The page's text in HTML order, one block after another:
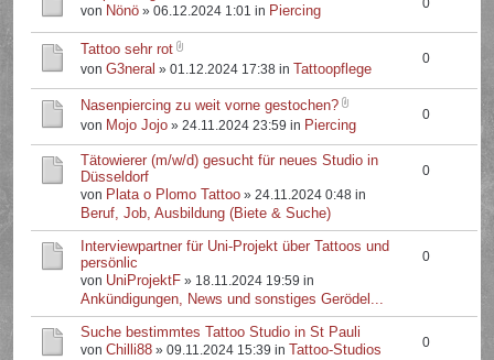
von Nönö » 06.12.2024 1:01 in Piercing 0
Tattoo sehr rot
vonG3neral » 01.12.2024 17:38 in Tattoopflege
0
Nasenpiercing zu weit vorne gestochen?
von Mojo Jojo » 24.11.2024 23:59 in Piercing
0
Tätowierer (m/w/d) gesucht für neues Studio in
Düsseldorf
von Plata o Plomo Tattoo » 24.11.2024 0:48 in
Beruf, Job, Ausbildung (Biete & Suche)
0
Interviewpartner für Uni-Projekt über Tattoos und
persönlic
von UniProjektF » 18.11.2024 19:59 in
Ankündigungen, News und sonstiges Gerödel...
0
Suche bestimmtes Tattoo Studio in St Pauli
vonChilli88 » 09.11.2024 15:39 in Tattoo-Studios 0